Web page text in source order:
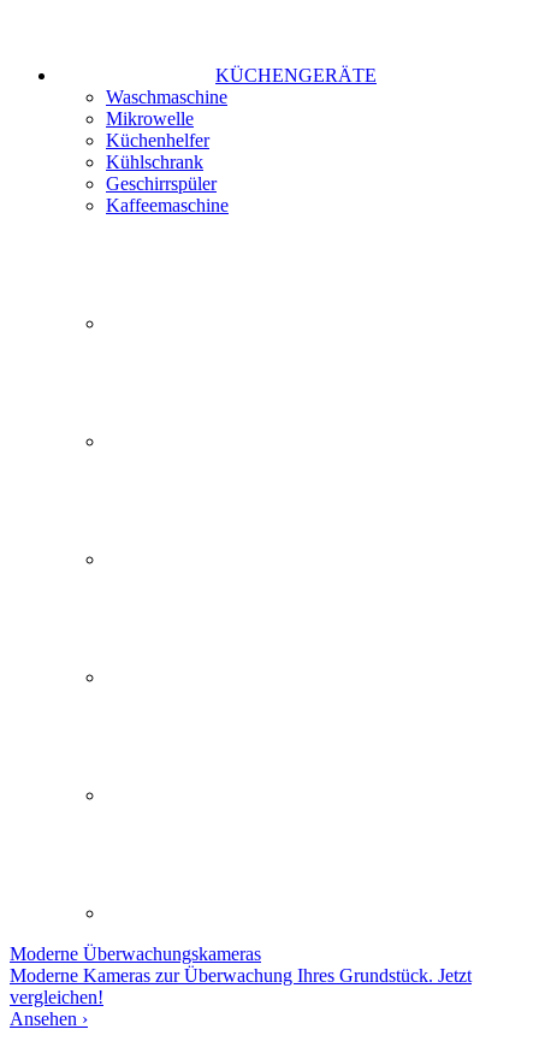
KÜCHENGERÄTE
Waschmaschine
Mikrowelle
Küchenhelfer
Kühlschrank
Geschirrspüler
Kaffeemaschine
Moderne Überwachungskameras
Moderne Kameras zur Überwachung Ihres Grundstück. Jetzt
vergleichen!
Ansehen ›